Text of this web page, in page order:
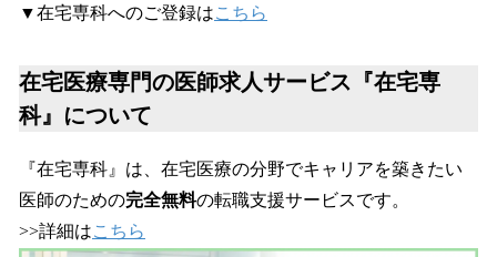
▼在宅専科へのご登録はこちら
在宅医療専門の医師求人サービス『在宅専
科』について
『在宅専科』は、在宅医療の分野でキャリアを築きたい
医師のための完全無料の転職支援サービスです。
>>詳細はこちら